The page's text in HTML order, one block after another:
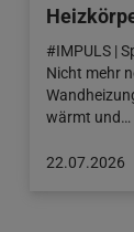
#IMPULS |
Nicht mehr
wärmt und…
Beitrag
22.07.2026